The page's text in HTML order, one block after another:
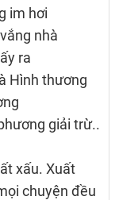
im hơi
nhà
ra
Hình thương
giải trừ..
xấu. Xuất
chuyện đều